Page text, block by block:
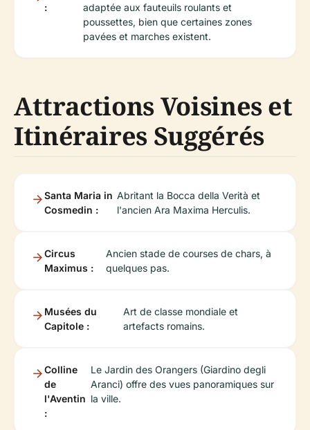
:
adaptée aux fauteuils roulants et
poussettes, bien que certaines zones
pavées et marches existent.
Attractions Voisines et
Itinéraires Suggérés
Santa Maria in
Cosmedin :
Abritant la Bocca della Verità et
l'ancien Ara Maxima Herculis.
Circus
Maximus :
Ancien stade de courses de chars, à
quelques pas.
Musées du
Capitole :
Art de classe mondiale et
artefacts romains.
Colline
de
l'Aventin
:
Le Jardin des Orangers (Giardino degli
Aranci) offre des vues panoramiques sur
la ville.